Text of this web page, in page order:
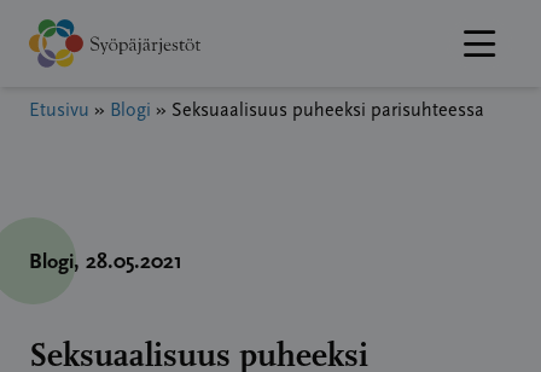
Hyppää
sisältöön
Etusivu » Blogi » Seksuaalisuus puheeksi parisuhteessa
Blogi, 28.05.2021
Seksuaalisuus puheeksi